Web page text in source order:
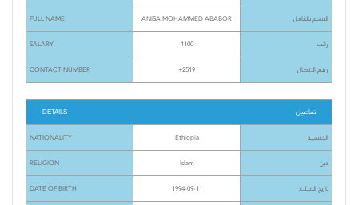
FULL NAME ANISA MOHAMMED ABABOR الاسم بالكامل
SALARY 1100 راتب
CONTACT NUMBER +2519 رقم الاتصال
DETAILS تفاصيل
NATIONALITY Ethiopia الجنسية
RELIGION Islam دين
DATE OF BIRTH 1994-09-11 تاريخ الميلاد